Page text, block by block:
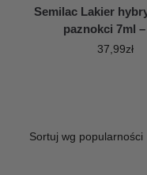
Semilac Lakier
paznokci 7ml –
37,99zł